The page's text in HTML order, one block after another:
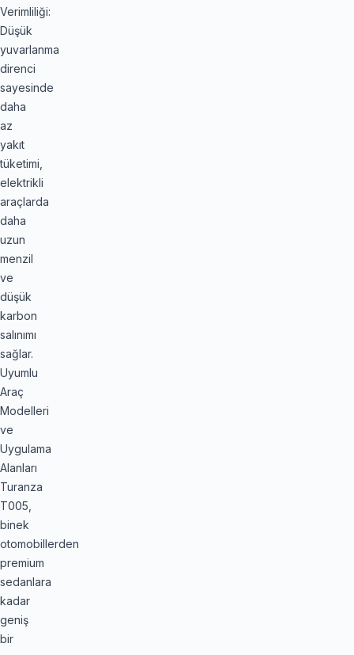
Verimliliği:
Düşük
yuvarlanma
direnci
sayesinde
daha
az
yakıt
tüketimi,
elektrikli
araçlarda
daha
uzun
menzil
ve
düşük
karbon
salınımı
sağlar.
Uyumlu
Araç
Modelleri
ve
Uygulama
Alanları
Turanza
T005,
binek
otomobillerden
premium
sedanlara
kadar
geniş
bir